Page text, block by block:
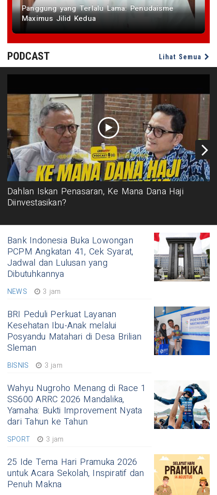
Panggung yang Terlalu Lama: Penudaisme
Maximus Jilid Kedua
PODCAST Lihat Semua
Dahlan Iskan Penasaran, Ke Mana Dana Haji
Diinvestasikan?
Bank Indonesia Buka Lowongan
PCPM Angkatan 41, Cek Syarat,
Jadwal dan Lulusan yang
Dibutuhkannya
NEWS 3 jam
BRI Peduli Perkuat Layanan
Kesehatan Ibu-Anak melalui
Posyandu Matahari di Desa Brilian
Sleman
BISNIS 3 jam
Wahyu Nugroho Menang di Race 1
SS600 ARRC 2026 Mandalika,
Yamaha: Bukti Improvement Nyata
dari Tahun ke Tahun
SPORT 3 jam
25 Ide Tema Hari Pramuka 2026
untuk Acara Sekolah, Inspiratif dan
Penuh Makna